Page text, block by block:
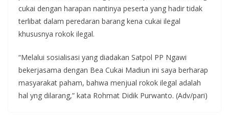
cukai dengan harapan nantinya peserta yang hadir tidak
terlibat dalam peredaran barang kena cukai ilegal
khususnya rokok ilegal.
“Melalui sosialisasi yang diadakan Satpol PP Ngawi
bekerjasama dengan Bea Cukai Madiun ini saya berharap
masyarakat paham, bahwa menjual rokok ilegal adalah
hal yng dilarang,” kata Rohmat Didik Purwanto. (Adv/pari)